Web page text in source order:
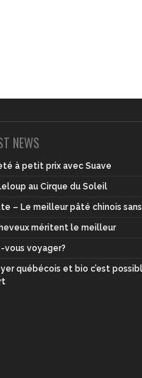
NEWS
à petit prix avec Suave
au Cirque du Soleil
– Le meilleur pâté chinois
méritent le meilleur
vous voyager?
québécois et bio c’est